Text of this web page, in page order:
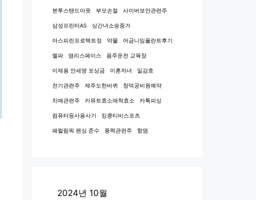
본투스탠드아웃 부모손절 사이버보안관련주
삼성프린터AS 상간녀소송증거
아스피린프로텍트정 약물 어금니임플란트후기
엘파 염리스페이스 음주운전 교육장
이재용 안세영 포상금 이혼자녀 일감호
전기관련주 제주도한바퀴 창덕궁비원예약
치매관련주 카뮤트효소애착효소 카톡피싱
컴퓨터등사용사기 킹콩티비스포츠
패럴림픽 펜싱 준수 풍력관련주 항염
2024년 10월